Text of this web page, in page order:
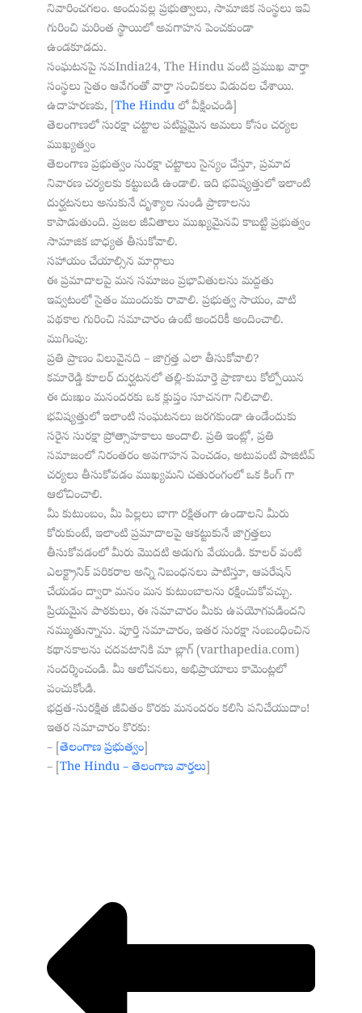
నివారించగలం. అందువల్ల ప్రభుత్వాలు, సామాజిక సంస్థలు ఇవి
గురించి మరింత స్థాయిలో అవగాహన పెంచకుండా
ఉండకూడదు.
సంఘటనపై నవIndia24, The Hindu వంటి ప్రముఖ వార్తా
సంస్థలు సైతం ఆవేగంతో వార్తా సంచికలు విడుదల చేశాయి.
ఉదాహరణకు, [The Hinduలో వీక్షించండి]
తెలంగాణలో సురక్షా చట్టాల పటిష్టమైన అమలు కోసం చర్యల
ముఖ్యత్వం
తెలంగాణ ప్రభుత్వం సురక్షా చట్టాలు సైన్యం చేస్తూ, ప్రమాద
నివారణ చర్యలకు కట్టుబడి ఉండాలి. ఇది భవిష్యత్తులో ఇలాంటి
దుర్ఘటనలు అనుకునే దృశ్యాల నుండి ప్రాణాలను
కాపాడుతుంది. ప్రజల జీవితాలు ముఖ్యమైనవి కాబట్టి ప్రభుత్వం
సామాజిక బాధ్యత తీసుకోవాలి.
సహాయం చేయాల్సిన మార్గాలు
ఈ ప్రమాదాలపై మన సమాజం ప్రభావితులను మద్దతు
ఇవ్వటంలో సైతం ముందుకు రావాలి. ప్రభుత్వ సాయం, వాటి
పథకాల గురించి సమాచారం ఉంటే అందరికీ అందించాలి.
ముగింపు:
ప్రతి ప్రాణం విలువైనది – జాగ్రత్త ఎలా తీసుకోవాలి?
కమారెడ్డి కూలర్ దుర్ఘటనలో తల్లి-కుమార్తె ప్రాణాలు కోల్పోయిన
ఈ దుఃఖం మనందరకు ఒక క్లుప్తం సూచనగా నిలిచాలి.
భవిష్యత్తులో ఇలాంటి సంఘటనలు జరగకుండా ఉండేందుకు
సరైన సురక్షా ప్రోత్సాహకాలు అందాలి. ప్రతి ఇంట్లో, ప్రతి
సమాజంలో నిరంతరం అవగాహన పెంచడం, అటువంటి పాజిటివ్
చర్యలు తీసుకోవడం ముఖ్యమని చతురంగంలో ఒక కింగ్ గా
ఆలోచించాలి.
మీ కుటుంబం, మీ పిల్లలు బాగా రక్షితంగా ఉండాలని మీరు
కోరుకుంటే, ఇలాంటి ప్రమాదాలపై ఆకట్టుకునే జాగ్రత్తలు
తీసుకోవడంలో మీరు మొదటి అడుగు వేయండి. కూలర్ వంటి
ఎలక్ట్రానిక్ పరికరాల అన్ని నిబంధనలు పాటిస్తూ, ఆపరేషన్
చేయడం ద్వారా మనం మన కుటుంబాలను రక్షించుకోవచ్చు.
ప్రియమైన పాఠకులు, ఈ సమాచారం మీకు ఉపయోగపడిందని
నమ్ముతున్నాను. పూర్తి సమాచారం, ఇతర సురక్షా సంబంధించిన
కథానకాలను చదవటానికి మా బ్లాగ్ (varthapedia.com)
సందర్శించండి. మీ ఆలోచనలు, అభిప్రాయాలు కామెంట్లలో
పంచుకోండి.
భద్రత-సురక్షిత జీవితం కొరకు మనందరం కలిసి పనిచేయుదాం!
ఇతర సమాచారం కొరకు:
– [తెలంగాణ ప్రభుత్వం]
– [The Hindu – తెలంగాణ వార్తలు]